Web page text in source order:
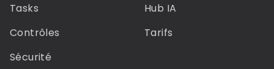
Tasks
Contrôles
Sécurité
Hub IA
Tarifs